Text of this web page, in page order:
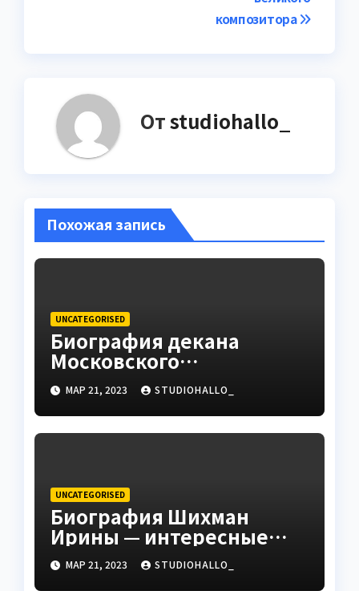
композитора
Отstudiohallo_
Похожая запись
UNCATEGORISED
Биография декана
Московского
государственного
университета Андрея
Сидорова — от студента
до руководителя
МАР 21, 2023 STUDIOHALLO_
UNCATEGORISED
Биография Шихман
Ирины — интересные
факты, достижения и
путь к успеху
МАР 21, 2023 STUDIOHALLO_